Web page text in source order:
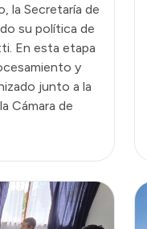
la Secretaría de
su política de
En esta etapa
y
junto a la
Cámara de